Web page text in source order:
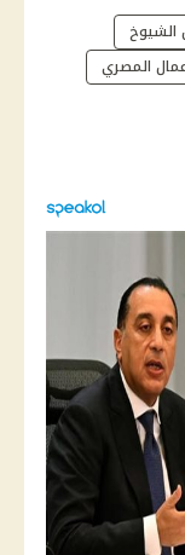
الشيوخ
المصري